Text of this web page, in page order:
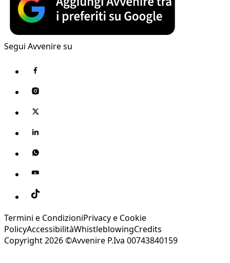
Segui Avvenire su
Termini e CondizioniPrivacy e Cookie
PolicyAccessibilitàWhistleblowingCredits
Copyright 2026 ©Avvenire P.Iva 00743840159